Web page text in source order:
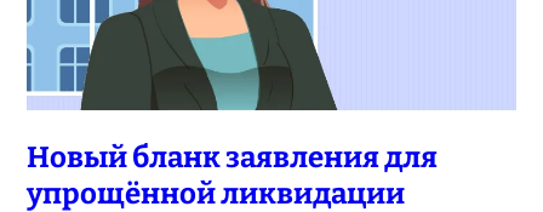
Новый бланк заявления для
упрощённой ликвидации